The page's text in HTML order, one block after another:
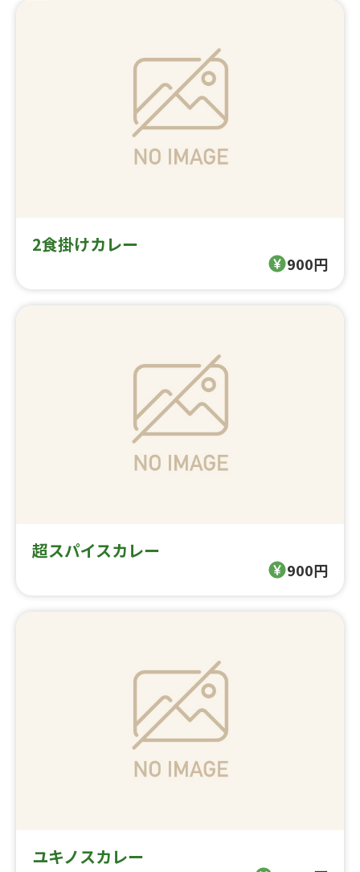
2食掛けカレー
900円
超スパイスカレー
900円
ユキノスカレー